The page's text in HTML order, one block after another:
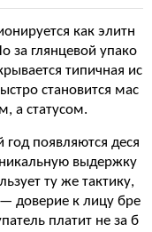
как элитн
за глянцевой упако
типичная ис
становится мас
а статусом.
появляются деся
выдержку
ту же тактику,
доверие к лицу бре
платит не за б